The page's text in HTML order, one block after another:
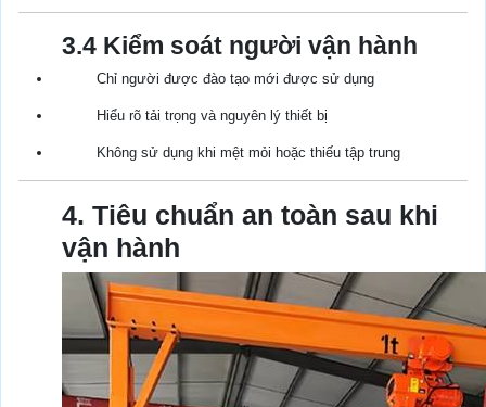
3.4 Kiểm soát người vận hành
Chỉ người được đào tạo mới được sử dụng
Hiểu rõ tải trọng và nguyên lý thiết bị
Không sử dụng khi mệt mỏi hoặc thiếu tập trung
4. Tiêu chuẩn an toàn sau khi
vận hành